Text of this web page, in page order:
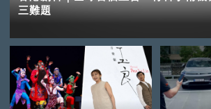
三難題